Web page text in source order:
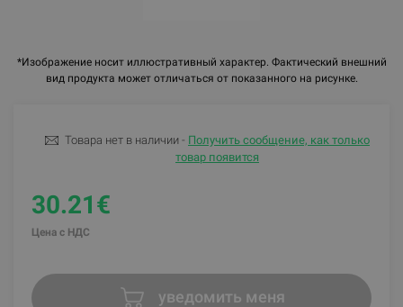
*Изображение носит иллюстративный характер. Фактический внешний
вид продукта может отличаться от показанного на рисунке.
Товара нет в наличии - Получить сообщение, как только
товар появится
30.21€
Цена с НДС
уведомить меня